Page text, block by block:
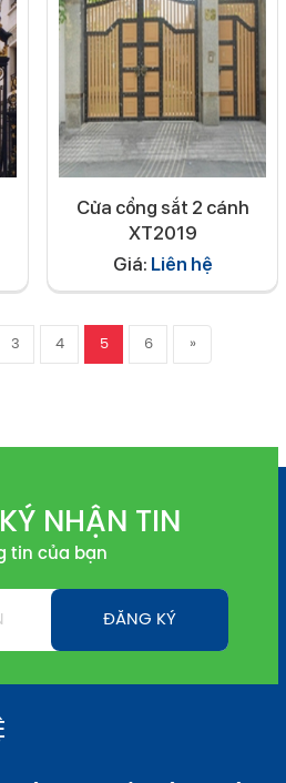
Cửa cổng sắt 2 cánh
XT2019
Giá: Liên hệ
3 4 5 6 »
NHẬN TIN
tin của bạn